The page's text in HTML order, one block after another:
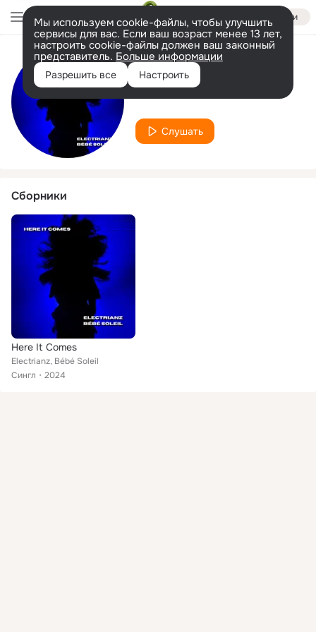
Войти
Мы используем cookie-файлы, чтобы улучшить
сервисы для вас. Если ваш возраст менее 13 лет,
настроить cookie-файлы должен ваш законный
представитель. Больше информации
Разрешить все Настроить
Исполнитель
Electrianz
Слушать
Сборники
Here It Comes
Electrianz, Bébé Soleil
Сингл
2024